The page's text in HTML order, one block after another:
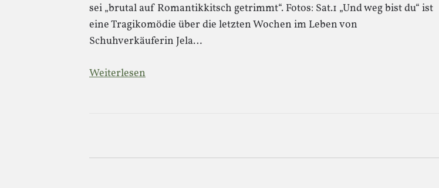
sei „brutal auf Romantikkitsch getrimmt“. Fotos: Sat.1 „Und weg bist du“ ist
eine Tragikomödie über die letzten Wochen im Leben von
Schuhverkäuferin Jela…
Weiterlesen